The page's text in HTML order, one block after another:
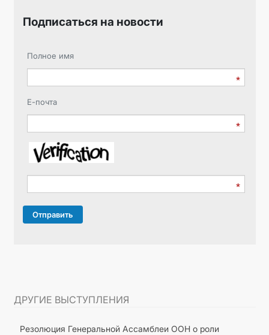
Подписаться на новости
Полное имя
Е-почта
Отправить
ДРУГИЕ ВЫСТУПЛЕНИЯ
Резолюция Генеральной Ассамблеи ООН о роли